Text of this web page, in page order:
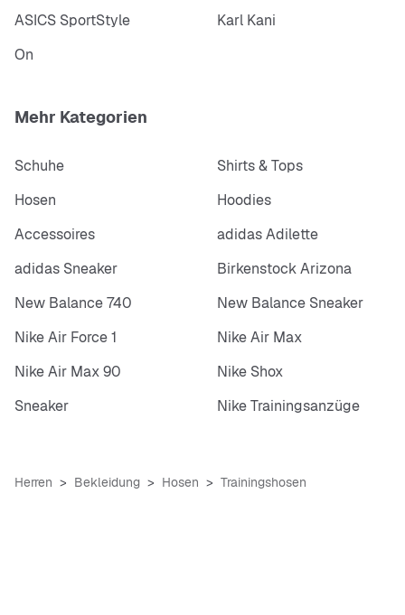
ASICS SportStyle
Karl Kani
On
Mehr Kategorien
Schuhe
Shirts & Tops
Hosen
Hoodies
Accessoires
adidas Adilette
adidas Sneaker
Birkenstock Arizona
New Balance 740
New Balance Sneaker
Nike Air Force 1
Nike Air Max
Nike Air Max 90
Nike Shox
Sneaker
Nike Trainingsanzüge
Herren Bekleidung Hosen Trainingshosen